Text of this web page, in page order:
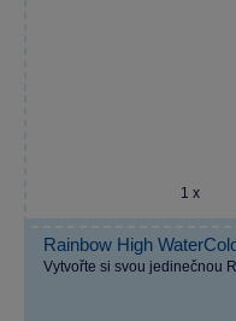
1 x
Rainbow High
Vytvořte si svou jedinečnou